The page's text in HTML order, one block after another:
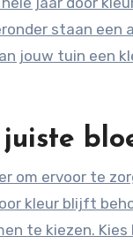
staan een
jouw tuin een
om ervoor te
kleur blijft
te kiezen. Kies